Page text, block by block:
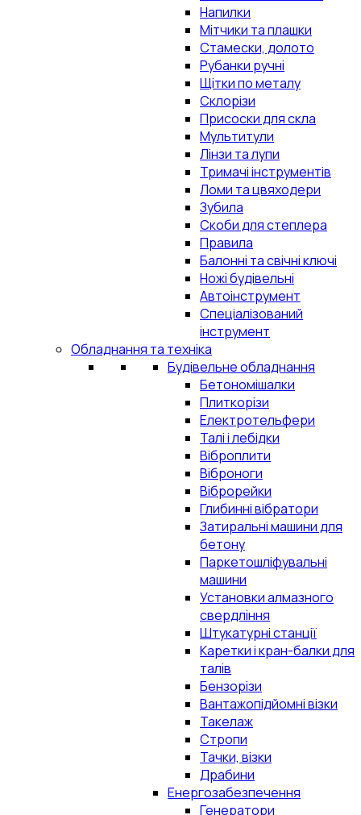
Напилки
Мітчики та плашки
Стамески, долото
Рубанки ручні
Щітки по металу
Склорізи
Присоски для скла
Мультитули
Лінзи та лупи
Тримачі інструментів
Ломи та цвяходери
Зубила
Скоби для степлера
Правила
Балонні та свічні ключі
Ножі будівельні
Автоінструмент
Спеціалізований
інструмент
Обладнання та техніка
Будівельне обладнання
Бетономішалки
Плиткорізи
Електротельфери
Талі і лебідки
Віброплити
Віброноги
Віброрейки
Глибинні вібратори
Затиральні машини для
бетону
Паркетошліфувальні
машини
Установки алмазного
свердління
Штукатурні станції
Каретки і кран-балки для
талів
Бензорізи
Вантажопідйомні візки
Такелаж
Стропи
Тачки, візки
Драбини
Енергозабезпечення
Генератори